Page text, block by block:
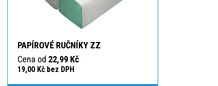
PAPÍROVÉ RUČNÍKY ZZ
Cena od 22,99 Kč
19,00 Kč bez DPH